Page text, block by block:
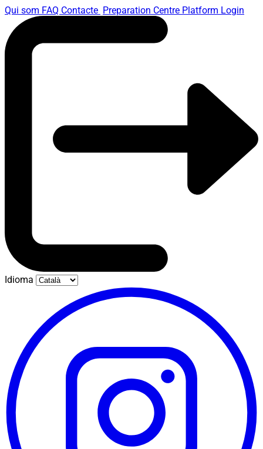
Qui som FAQ Contacte Preparation Centre Platform Login
Idioma